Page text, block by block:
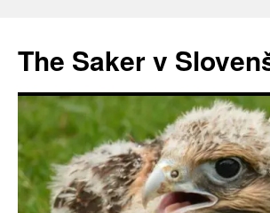
vsebino
The Saker v